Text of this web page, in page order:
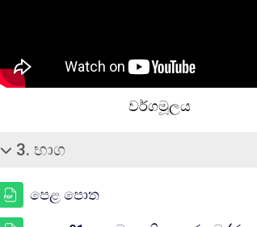
වර්ගමූලය
சுருக்கு
3. භාග
පෙළ පොත